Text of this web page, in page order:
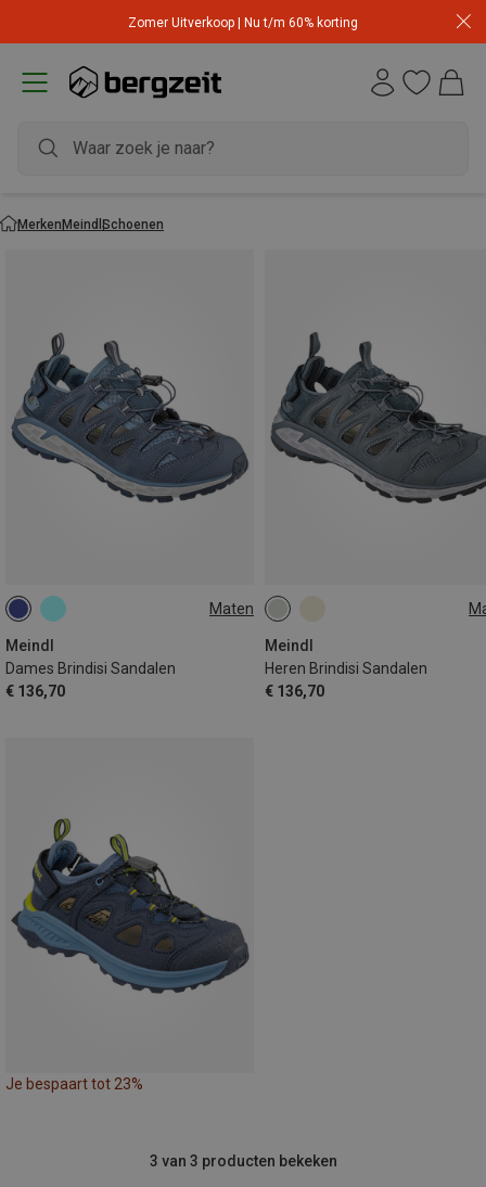
Zomer Uitverkoop | Nu t/m 60% korting
MerkenMeindl Schoenen
Maten
Meindl
Dames Brindisi Sandalen
€ 136,70
37 38
Meindl
Heren Brindisi Sandalen
€ 136,70
41
Je bespaart tot 23%
3 van 3 producten bekeken